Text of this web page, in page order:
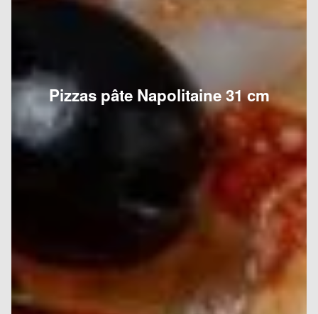
Pizzas pâte Napolitaine 31 cm